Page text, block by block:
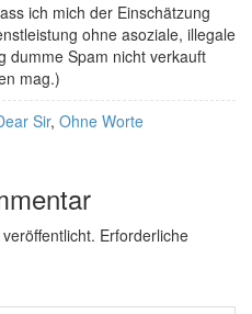
ich mich der Einschätzung
ohne asoziale, illegale
dumme Spam nicht verkauft
mag.)
Sir, Ohne Worte
Erforderliche